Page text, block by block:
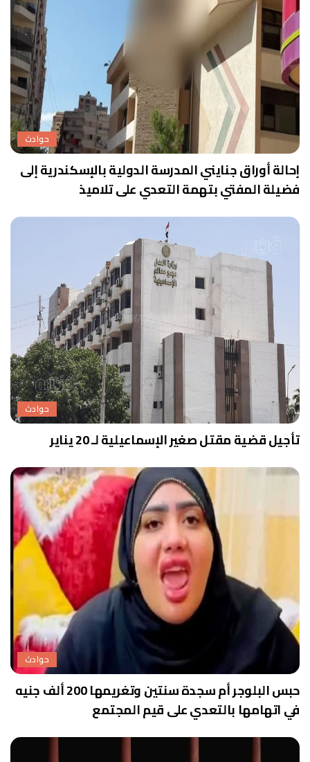
حوادث
إحالة أوراق جنايني المدرسة الدولية بالإسكندرية إلى
فضيلة المفتي بتهمة التعدي على تلاميذ
حوادث
تأجيل قضية مقتل صغير الإسماعيلية لـ 20 يناير
حوادث
حبس البلوجر أم سجدة سنتين وتغريمها 200 ألف جنيه
في اتهامها بالتعدي على قيم المجتمع